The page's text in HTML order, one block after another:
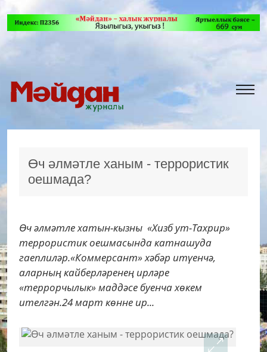
Өч әлмәтле ханым - террористик
оешмада?
Өч әлмәтле хатын-кызны «Хизб ут-Тахрир»
террористик оешмасында катнашуда
гаеплиләр.«Коммерсант» хәбәр итүенчә,
аларның кайберләренең ирләре
«террорчылык» маддәсе буенча хөкем
ителгән.24 март көнне ир...